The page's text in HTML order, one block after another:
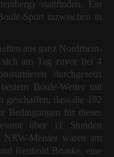
stattfinden. Ein
Sport inzwischen in
aus ganz Nordrhein-
sich am Tag zuvor bei 4
durchgesetzt
Boule-Wetter mit
geschaffen, dass die 192
Bedingungen für dieses
über 11 Stunden
NRW-Meister waren am
Berthold Brunke, eine